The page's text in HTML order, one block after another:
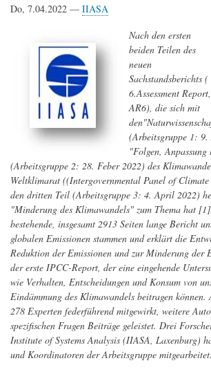
Photosynthese
Do, 7.04.2022 — IIASA
Nach den ersten
beiden Teilen des
neuen
Sachstandsberichts (
6.Assessment Report,
AR6), die sich mit
(Arbeitsgruppe 1:
"Folgen,
(Arbeitsgruppe 2: 28. Feber 2022) des
Weltklimarat ((Intergovernmental Panel of
den dritten Teil (Arbeitsgruppe 3: 4. April 2022)
"Minderung des Klimawandels" zum Thema hat
bestehende, insgesamt 2913 Seiten lange Bericht
globalen Emissionen stammen und erklärt die
Reduktion der Emissionen und zur Minderung der
der erste IPCC-Report, der eine eingehende
wie Verhalten, Entscheidungen und Konsum von
Eindämmung des Klimawandels beitragen
278 Experten federführend mitgewirkt, weitere
spezifischen Fragen Beiträge geleistet. Drei
Institute of Systems Analysis (IIASA, Laxenburg)
und Koordinatoren der Arbeitsgruppe